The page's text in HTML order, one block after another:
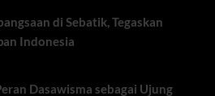
di Sebatik, Tegaskan
Indonesia
Dasawisma sebagai Ujung